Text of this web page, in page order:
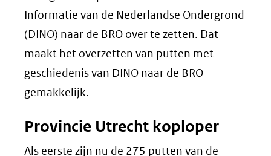
Informatie van de Nederlandse Ondergrond
(DINO) naar de BRO over te zetten. Dat
maakt het overzetten van putten met
geschiedenis van DINO naar de BRO
gemakkelijk.
Provincie Utrecht koploper
Als eerste zijn nu de 275 putten van de